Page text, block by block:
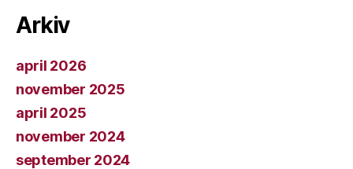
Arkiv
april 2026
november 2025
april 2025
november 2024
september 2024